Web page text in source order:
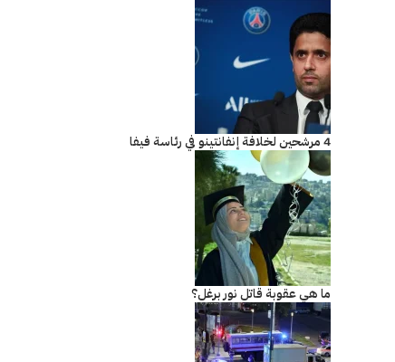
4 مرشحين لخلافة إنفانتينو في رئاسة فيفا
ما هي عقوبة قاتل نور برغل؟